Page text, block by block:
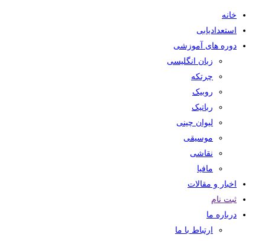
خانه
استعدادیابی
دوره های آموزشی
زبان انگلیسی
چرتکه
روبیک
رباتیک
لیوان چینی
موسیقی
نقاشی
مافیا
اخبار و مقالات
ثبت نام
درباره ما
ارتباط با ما